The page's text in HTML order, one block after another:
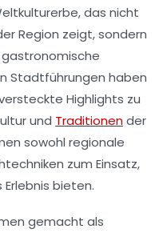
das nicht
Region zeigt, sondern
Stadtführungen haben
Highlights zu
und Traditionender
sowohl regionale
zum Einsatz,
bieten.
gemacht als